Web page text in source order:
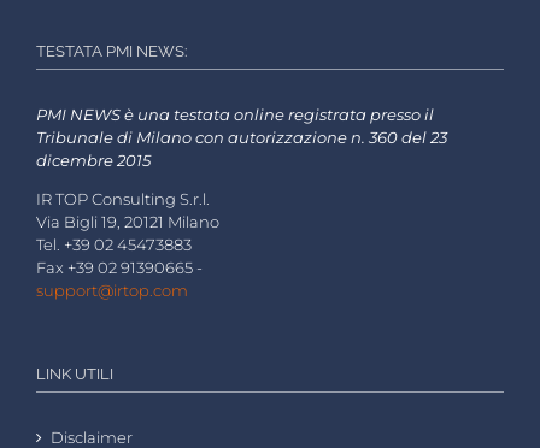
TESTATA PMI NEWS:
PMI NEWS è una testata online registrata presso il
Tribunale di Milano con autorizzazione n. 360 del 23
dicembre 2015
IR TOP Consulting S.r.l.
Via Bigli 19, 20121 Milano
Tel. +39 02 45473883
Fax +39 02 91390665 -
support@irtop.com
LINK UTILI
Disclaimer